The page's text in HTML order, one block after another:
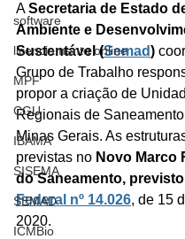
software
licenciamento online
MPF
CGU
IBAMA
SISEMA
SEMAD
ICMBio
A Secretaria de Estado
Ambiente e
Sustentável (Semad)
Grupo de Trabalho
propor a criação de
Regionais de
Minas Gerais. As
previstas no Novo Marco
do Saneamento,
Federal nº 14.026, de 15
2020.